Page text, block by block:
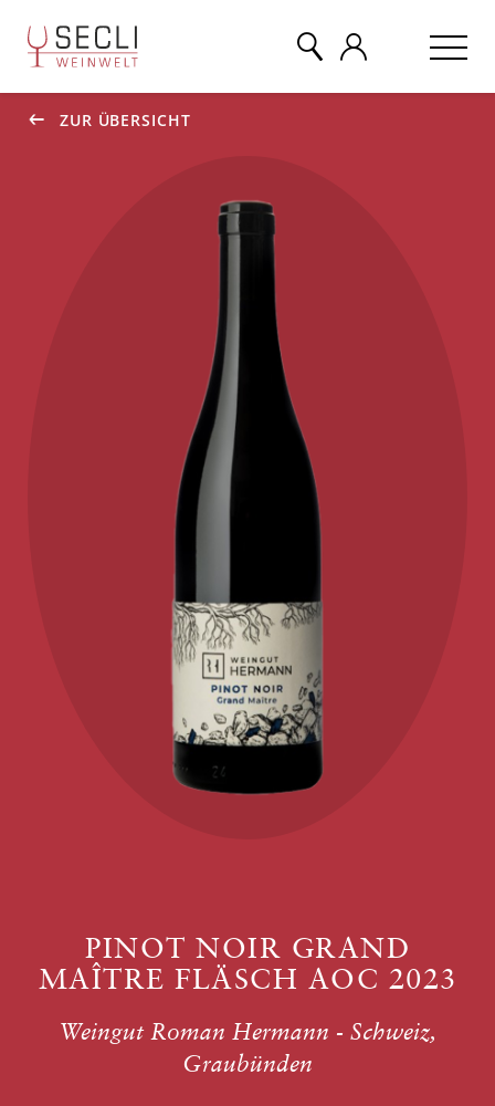
ZUR ÜBERSICHT
PINOT NOIR GRAND
MAÎTRE FLÄSCH AOC 2023
Weingut Roman Hermann - Schweiz,
Graubünden